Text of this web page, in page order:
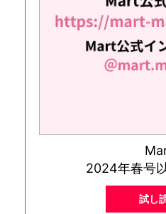
2024年春号
試し